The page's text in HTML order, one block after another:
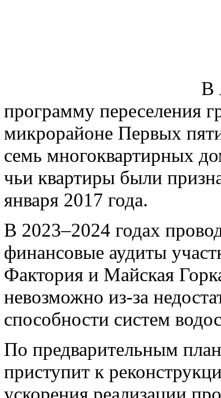
В
программу переселения
микрорайоне Первых
семь многоквартирных
чьи квартиры были
января 2017 года.
В 2023–2024 годах
финансовые аудиты
Фактория и Майская
невозможно из-за
способности систем
По предварительным
приступит к